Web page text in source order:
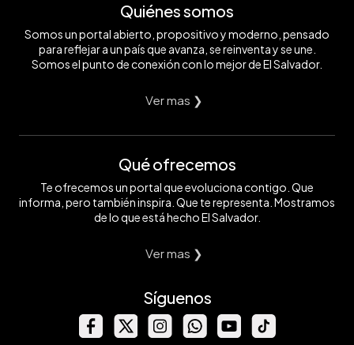
Quiénes somos
Somos un portal abierto, propositivo y moderno, pensado
para reflejar a un país que avanza, se reinventa y se une.
Somos el punto de conexión con lo mejor de El Salvador.
Ver mas ❯
Qué ofrecemos
Te ofrecemos un portal que evoluciona contigo. Que
informa, pero también inspira. Que te representa. Mostramos
de lo que está hecho El Salvador.
Ver mas ❯
Síguenos